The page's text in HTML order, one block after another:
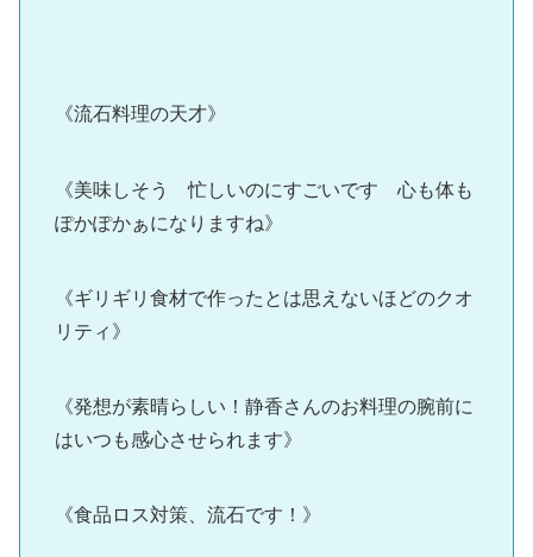
《流石料理の天才》
《美味しそう 忙しいのにすごいです 心も体も
ぽかぽかぁになりますね》
《ギリギリ食材で作ったとは思えないほどのクオ
リティ》
《発想が素晴らしい！静香さんのお料理の腕前に
はいつも感心させられます》
《食品ロス対策、流石です！》